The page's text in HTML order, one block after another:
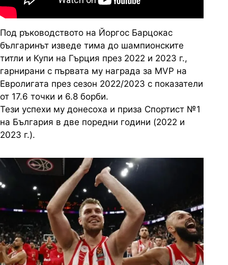
Под ръководството на Йоргос Барцокас
българинът изведе тима до шампионските
титли и Купи на Гърция през 2022 и 2023 г.,
гарнирани с първата му награда за MVP на
Евролигата през сезон 2022/2023 с показатели
от 17.6 точки и 6.8 борби.
Тези успехи му донесоха и приза Спортист №1
на България в две поредни години (2022 и
2023 г.).